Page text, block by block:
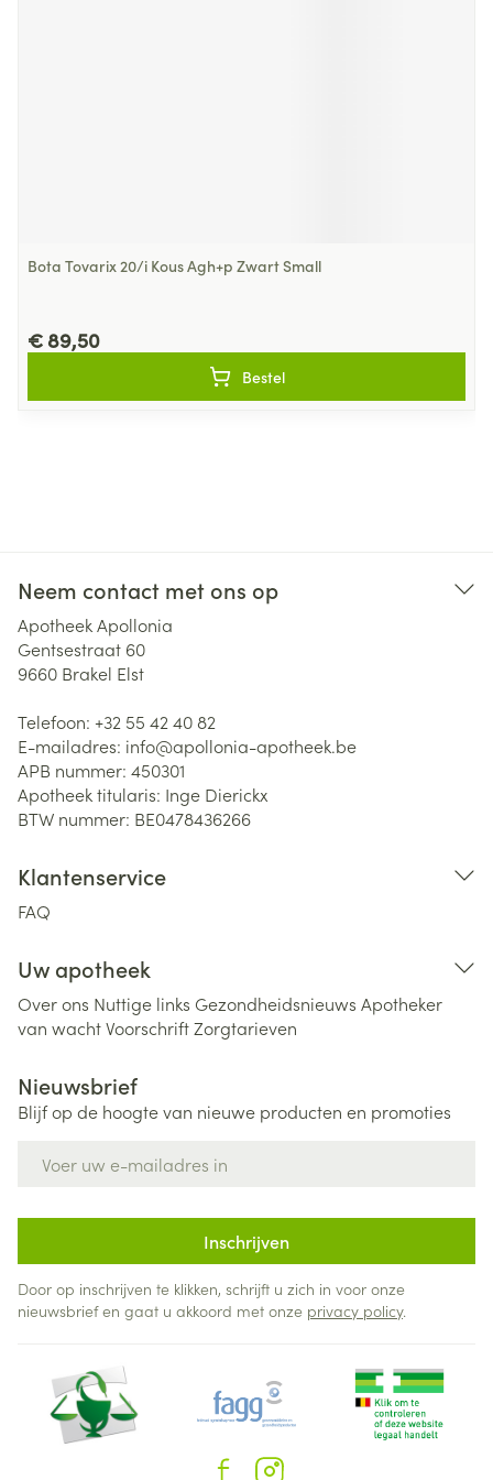
Bota Tovarix 20/i Kous Agh+p Zwart Small
€ 89,50
Bestel
Neem contact met ons op
Apotheek Apollonia
Gentsestraat 60
9660 Brakel Elst
Telefoon: +32 55 42 40 82
E-mailadres: info@apollonia-apotheek.be
APB nummer: 450301
Apotheek titularis: Inge Dierickx
BTW nummer: BE0478436266
Klantenservice
FAQ
Uw apotheek
Over ons Nuttige links Gezondheidsnieuws Apotheker
van wachtVoorschriftZorgtarieven
Nieuwsbrief
Blijf op de hoogte van nieuwe producten en promoties
Inschrijven
Door op inschrijven te klikken, schrijft u zich in voor onze
nieuwsbrief en gaat u akkoord met onze privacy policy.